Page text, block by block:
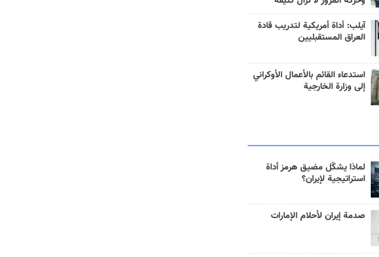
آيلب: أداة أمريكية لتدريب قادة
العراق المستقبليين
استدعاء القائم بالأعمال الأوكراني
إلى وزارة الخارجية
لماذا يشكّل مضيق هرمز أداة
استراتيجية لإيران؟
صدمة إيران لأحلام الإمارات